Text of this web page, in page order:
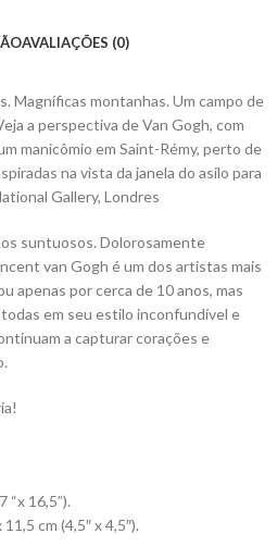
AVALIAÇÕES (0)
Magníficas montanhas. Um campo de
a perspectiva de Van Gogh, com
manicômio em Saint-Rémy, perto de
na vista da janela do asilo para
Gallery, Londres
suntuosos. Dolorosamente
van Gogh é um dos artistas mais
apenas por cerca de 10 anos, mas
em seu estilo inconfundível e
a capturar corações e
“x 16,5”).
cm (4,5″ x 4,5″).